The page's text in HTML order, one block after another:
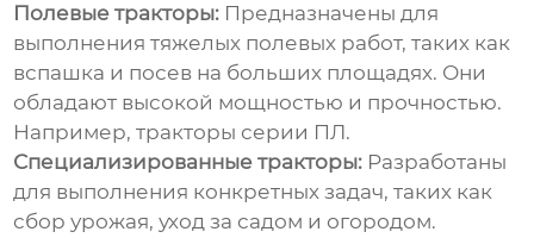
Полевые тракторы: Предназначены для
выполнения тяжелых полевых работ, таких как
вспашка и посев на больших площадях. Они
обладают высокой мощностью и прочностью.
Например, тракторы серии ПЛ.
Специализированные тракторы: Разработаны
для выполнения конкретных задач, таких как
сбор урожая, уход за садом и огородом.